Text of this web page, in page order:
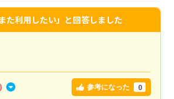
また利用したい」と回答しました
参考になった 0